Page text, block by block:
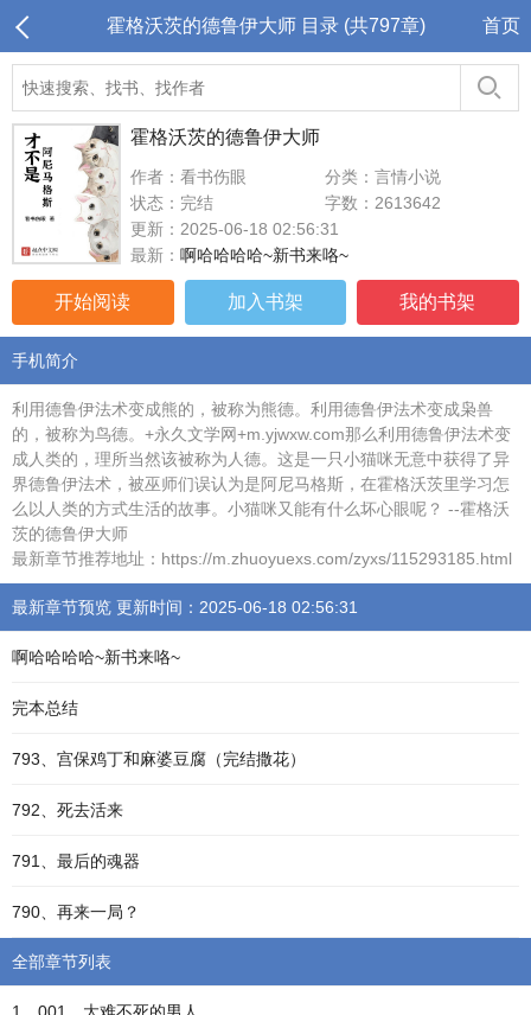
霍格沃茨的德鲁伊大师 目录 (共797章) 首页
霍格沃茨的德鲁伊大师
作者：看书伤眼
分类：言情小说
状态：完结
字数：2613642
更新：2025-06-18 02:56:31
最新： 啊哈哈哈哈~新书来咯~
开始阅读 加入书架 我的书架
手机简介
利用德鲁伊法术变成熊的，被称为熊德。利用德鲁伊法术变成枭兽
的，被称为鸟德。+永久文学网+m.yjwxw.com那么利用德鲁伊法术变
成人类的，理所当然该被称为人德。这是一只小猫咪无意中获得了异
界德鲁伊法术，被巫师们误认为是阿尼马格斯，在霍格沃茨里学习怎
么以人类的方式生活的故事。小猫咪又能有什么坏心眼呢？ --霍格沃
茨的德鲁伊大师
最新章节推荐地址：https://m.zhuoyuexs.com/zyxs/115293185.html
最新章节预览 更新时间：2025-06-18 02:56:31
啊哈哈哈哈~新书来咯~
完本总结
793、宫保鸡丁和麻婆豆腐（完结撒花）
792、死去活来
791、最后的魂器
790、再来一局？
全部章节列表